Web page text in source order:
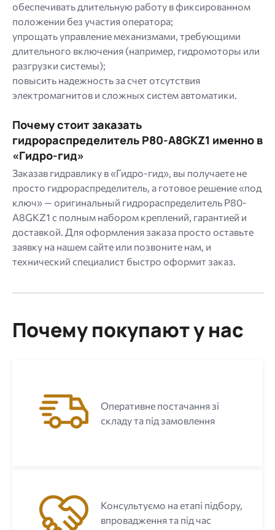
обеспечивать длительную работу в фиксированном
положении без участия оператора;
упрощать управление механизмами, требующими
длительного включения (например, гидромоторы или
разгрузки системы);
повысить надежность за счет отсутствия
электромагнитов и сложных систем автоматики.
Почему стоит заказать
гидрораспределитель P80-A8GKZ1 именно в
«Гидро-гид»
Заказав гидравлику в «Гидро-гид», вы получаете не
просто гидрораспределитель, а готовое решение «под
ключ» — оригинальный гидрораспределитель P80-
A8GKZ1 с полным набором креплений, гарантией и
доставкой. Для оформления заказа просто оставьте
заявку на нашем сайте или позвоните нам, и
технический специалист быстро оформит заказ.
Почему покупают у нас
Оперативне постачання зі
складу та під замовлення
Консультуємо на етапі підбору,
впровадження та під час